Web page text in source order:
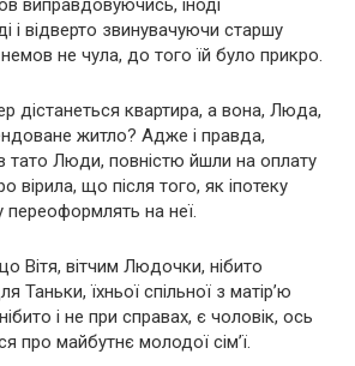
виправдовуючись, іноді
і відверто звинувачуючи старшу
не чула, до того їй було прикро.
дістанеться квартира, а вона, Люда,
житло? Адже і правда,
тато Люди, повністю йшли на оплату
вірила, що після того, як іпотеку
переоформлять на неї.
Вітя, вітчим Людочки, нібито
Таньки, їхньої спільної з матір’ю
і не при справах, є чоловік, ось
про майбутнє молодої сім’ї.